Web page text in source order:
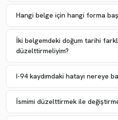
Hangi belge için hangi forma
İki belgemdeki doğum tarihi
düzelttirmeliyim?
I-94 kaydımdaki hatayı nereye
İsmimi düzelttirmek ile